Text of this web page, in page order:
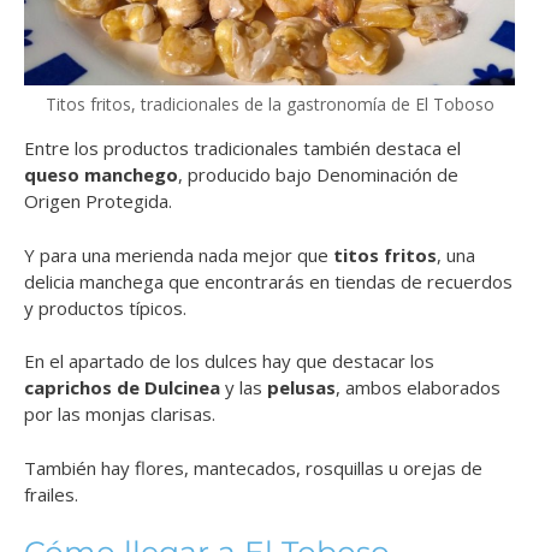
Titos fritos, tradicionales de la gastronomía de El Toboso
Entre los productos tradicionales también destaca el
queso manchego, producido bajo Denominación de
Origen Protegida.
Y para una merienda nada mejor que titos fritos, una
delicia manchega que encontrarás en tiendas de recuerdos
y productos típicos.
En el apartado de los dulces hay que destacar los
caprichos de Dulcinea y las pelusas, ambos elaborados
por las monjas clarisas.
También hay flores, mantecados, rosquillas u orejas de
frailes.